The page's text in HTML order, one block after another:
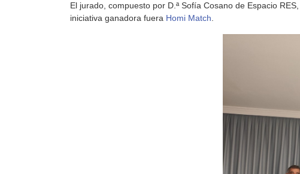
El jurado, compuesto por D.ª Sofía Cosano de Espacio
iniciativa ganadora fuera Homi Match